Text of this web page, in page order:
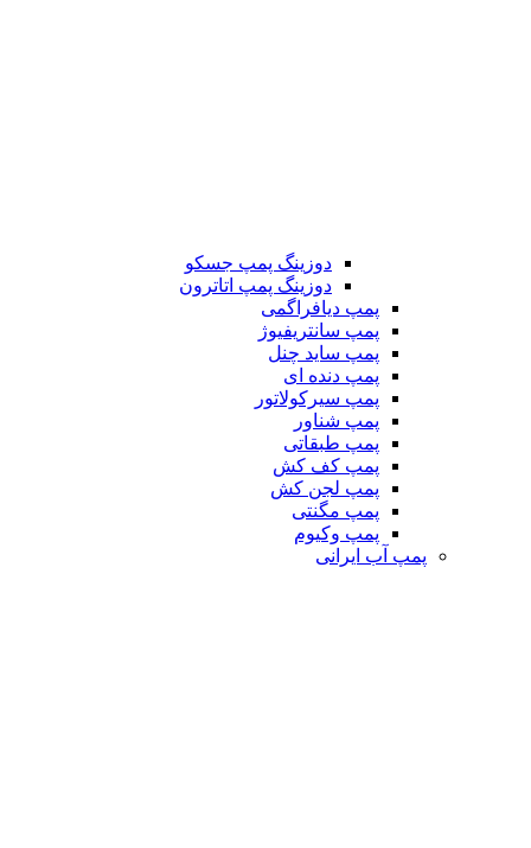
دوزینگ پمپ جسکو
دوزینگ پمپ اتاترون
پمپ دیافراگمی
پمپ سانتریفیوژ
پمپ ساید چنل
پمپ دنده ای
پمپ سیرکولاتور
پمپ شناور
پمپ طبقاتی
پمپ کف کش
پمپ لجن کش
پمپ مگنتی
پمپ وکیوم
پمپ آب ایرانی